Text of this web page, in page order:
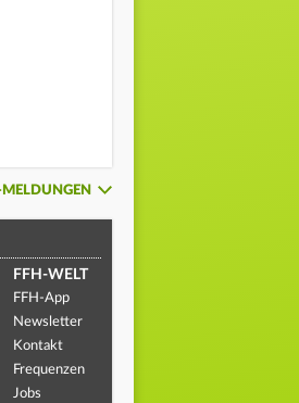
FFH-WELT
FFH-App
Newsletter
Kontakt
Frequenzen
Jobs